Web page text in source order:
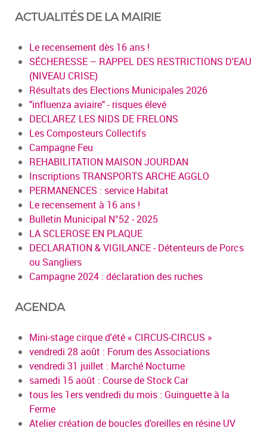
ACTUALITÉS DE LA MAIRIE
Le recensement dès 16 ans !
SÉCHERESSE – RAPPEL DES RESTRICTIONS D'EAU
(NIVEAU CRISE)
Résultats des Elections Municipales 2026
"influenza aviaire" - risques élevé
DECLAREZ LES NIDS DE FRELONS
Les Composteurs Collectifs
Campagne Feu
REHABILITATION MAISON JOURDAN
Inscriptions TRANSPORTS ARCHE AGGLO
PERMANENCES : service Habitat
Le recensement à 16 ans !
Bulletin Municipal N°52 - 2025
LA SCLEROSE EN PLAQUE
DECLARATION & VIGILANCE - Détenteurs de Porcs
ou Sangliers
Campagne 2024 : déclaration des ruches
AGENDA
Mini-stage cirque d'été « CIRCUS-CIRCUS »
vendredi 28 août : Forum des Associations
vendredi 31 juillet : Marché Nocturne
samedi 15 août : Course de Stock Car
tous les 1ers vendredi du mois : Guinguette à la
Ferme
Atelier création de boucles d’oreilles en résine UV